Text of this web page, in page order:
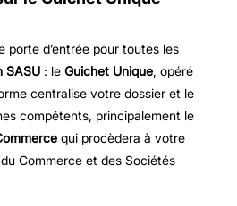
porte d’entrée pour toutes les
SASU: le Guichet Unique, opéré
centralise votre dossier et le
compétents, principalement le
qui procèdera à votre
Commerce et des Sociétés